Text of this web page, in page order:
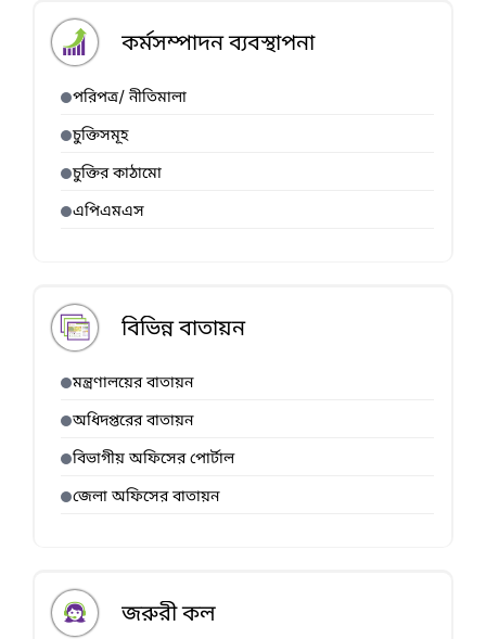
কর্মসম্পাদন ব্যবস্থাপনা
পরিপত্র/ নীতিমালা
চুক্তিসমূহ
চুক্তির কাঠামো
এপিএমএস
বিভিন্ন বাতায়ন
মন্ত্রণালয়ের বাতায়ন
অধিদপ্তরের বাতায়ন
বিভাগীয় অফিসের পোর্টাল
জেলা অফিসের বাতায়ন
জরুরী কল